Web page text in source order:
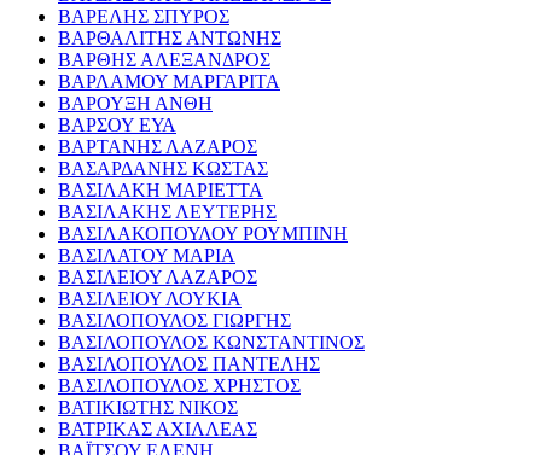
ΒΑΡΕΛΗΣ ΣΠΥΡΟΣ
ΒΑΡΘΑΛΙΤΗΣ ΑΝΤΩΝΗΣ
ΒΑΡΘΗΣ ΑΛΕΞΑΝΔΡΟΣ
ΒΑΡΛΑΜΟΥ ΜΑΡΓΑΡΙΤΑ
ΒΑΡΟΥΞΗ ΑΝΘΗ
ΒΑΡΣΟΥ ΕΥΑ
ΒΑΡΤΑΝΗΣ ΛΑΖΑΡΟΣ
ΒΑΣΑΡΔΑΝΗΣ ΚΩΣΤΑΣ
ΒΑΣΙΛΑΚΗ ΜΑΡΙΕΤΤΑ
ΒΑΣΙΛΑΚΗΣ ΛΕΥΤΕΡΗΣ
ΒΑΣΙΛΑΚΟΠΟΥΛΟΥ ΡΟΥΜΠΙΝΗ
ΒΑΣΙΛΑΤΟΥ ΜΑΡΙΑ
ΒΑΣΙΛΕΙΟΥ ΛΑΖΑΡΟΣ
ΒΑΣΙΛΕΙΟΥ ΛΟΥΚΙΑ
ΒΑΣΙΛΟΠΟΥΛΟΣ ΓΙΩΡΓΗΣ
ΒΑΣΙΛΟΠΟΥΛΟΣ ΚΩΝΣΤΑΝΤΙΝΟΣ
ΒΑΣΙΛΟΠΟΥΛΟΣ ΠΑΝΤΕΛΗΣ
ΒΑΣΙΛΟΠΟΥΛΟΣ ΧΡΗΣΤΟΣ
ΒΑΤΙΚΙΩΤΗΣ ΝΙΚΟΣ
ΒΑΤΡΙΚΑΣ ΑΧΙΛΛΕΑΣ